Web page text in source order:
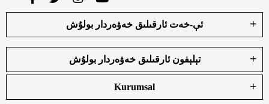
ئې-خەت ئارقىلىق خەۋەردار بولۇش
تېلېفون ئارقىلىق خەۋەردار بولۇش
Kurumsal